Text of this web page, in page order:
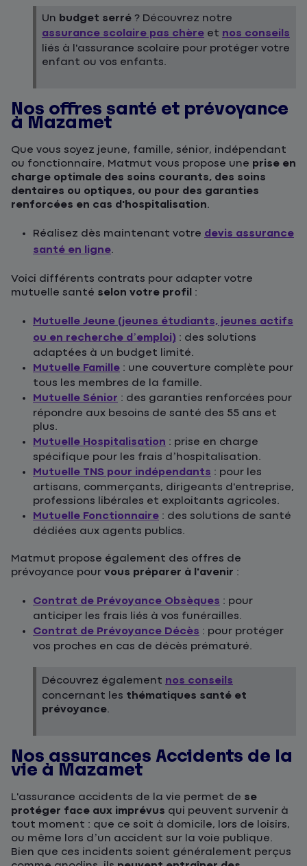
Un budget serré ? Découvrez notre
assurance scolaire pas chère et nos conseils
liés à l'assurance scolaire pour protéger votre
enfant ou vos enfants.
Nos offres santé et prévoyance
à Mazamet
Que vous soyez jeune, famille, sénior, indépendant
ou fonctionnaire, Matmut vous propose une prise en
charge optimale des soins courants, des soins
dentaires ou optiques, ou pour des garanties
renforcées en cas d'hospitalisation.
Réalisez dès maintenant votre devis assurance
santé en ligne.
Voici différents contrats pour adapter votre
mutuelle santé selon votre profil :
Mutuelle Jeune (jeunes étudiants, jeunes actifs
ou en recherche d’emploi) : des solutions
adaptées à un budget limité.
Mutuelle Famille : une couverture complète pour
tous les membres de la famille.
Mutuelle Sénior : des garanties renforcées pour
répondre aux besoins de santé des 55 ans et
plus.
Mutuelle Hospitalisation : prise en charge
spécifique pour les frais d’hospitalisation.
Mutuelle TNS pour indépendants : pour les
artisans, commerçants, dirigeants d'entreprise,
professions libérales et exploitants agricoles.
Mutuelle Fonctionnaire : des solutions de santé
dédiées aux agents publics.
Matmut propose également des offres de
prévoyance pour vous préparer à l'avenir :
Contrat de Prévoyance Obsèques : pour
anticiper les frais liés à vos funérailles.
Contrat de Prévoyance Décès : pour protéger
vos proches en cas de décès prématuré.
Découvrez également nos conseils
concernant les thématiques santé et
prévoyance.
Nos assurances Accidents de la
vie à Mazamet
L'assurance accidents de la vie permet de se
protéger face aux imprévus qui peuvent survenir à
tout moment : que ce soit à domicile, lors de loisirs,
ou même lors d’un accident sur la voie publique.
Bien que ces incidents soient généralement perçus